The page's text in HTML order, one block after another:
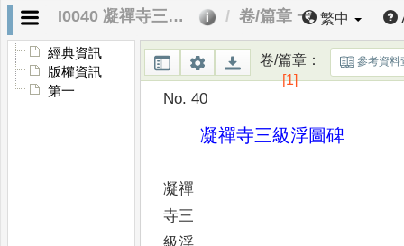
I0040 凝禪寺三級浮圖碑 卷/篇章 一 繁中
經典資訊
版權資訊
第一
卷/篇章：
[1]
參考資料
No. 40
凝禪寺三級浮圖碑
凝禪
寺三